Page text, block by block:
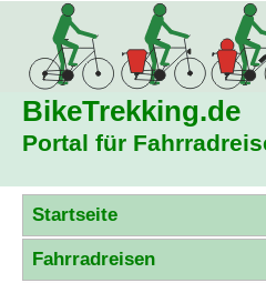
BikeTrekking.de
Portal für
Startseite
Fahrradreisen